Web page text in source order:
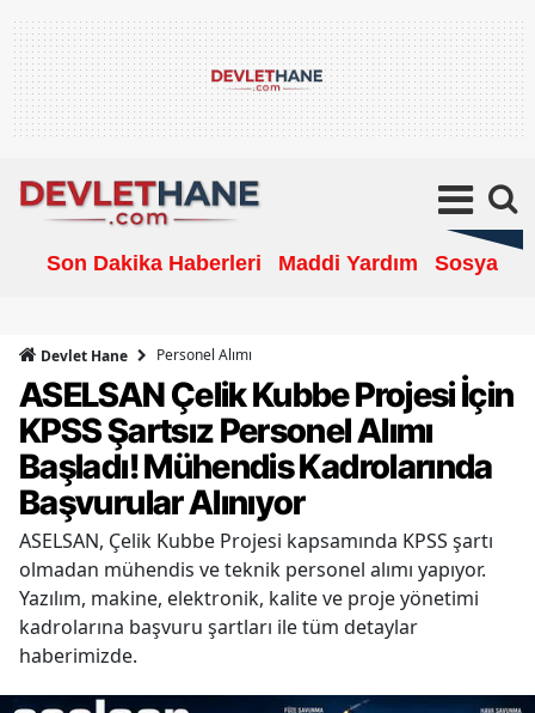
Son Dakika Haberleri Maddi Yardım Sosyal
Devlet Hane Personel Alımı
ASELSAN Çelik Kubbe Projesi İçin
KPSS Şartsız Personel Alımı
Başladı! Mühendis Kadrolarında
Başvurular Alınıyor
ASELSAN, Çelik Kubbe Projesi kapsamında KPSS şartı
olmadan mühendis ve teknik personel alımı yapıyor.
Yazılım, makine, elektronik, kalite ve proje yönetimi
kadrolarına başvuru şartları ile tüm detaylar
haberimizde.